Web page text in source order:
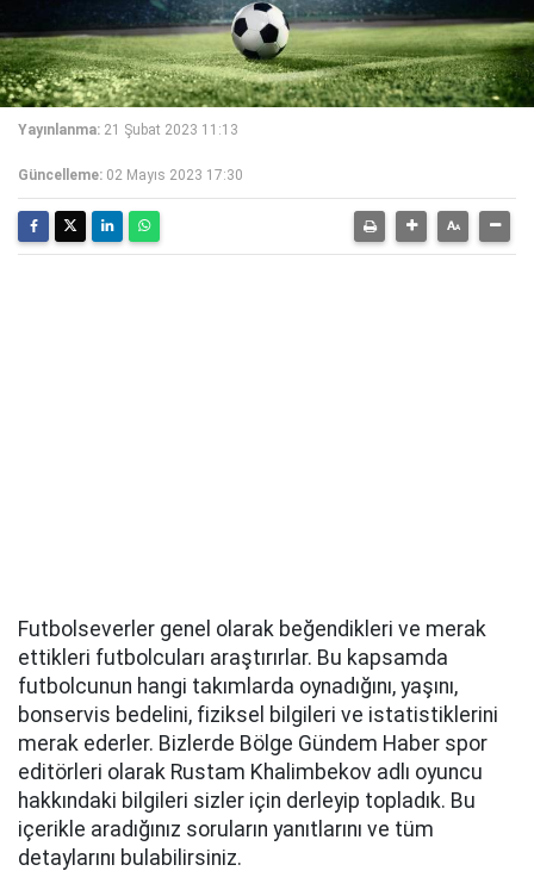
Yayınlanma: 21 Şubat 2023 11:13
Güncelleme: 02 Mayıs 2023 17:30
Futbolseverler genel olarak beğendikleri ve merak
ettikleri futbolcuları araştırırlar. Bu kapsamda
futbolcunun hangi takımlarda oynadığını, yaşını,
bonservis bedelini, fiziksel bilgileri ve istatistiklerini
merak ederler. Bizlerde Bölge Gündem Haber spor
editörleri olarak Rustam Khalimbekov adlı oyuncu
hakkındaki bilgileri sizler için derleyip topladık. Bu
içerikle aradığınız soruların yanıtlarını ve tüm
detaylarını bulabilirsiniz.